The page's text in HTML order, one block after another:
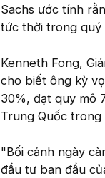
Sachs ước tính
tức thời trong quý
Kenneth Fong,
cho biết ông kỳ
30%, đạt quy mô
Trung Quốc trong
"Bối cảnh ngày
đầu tư ban đầu